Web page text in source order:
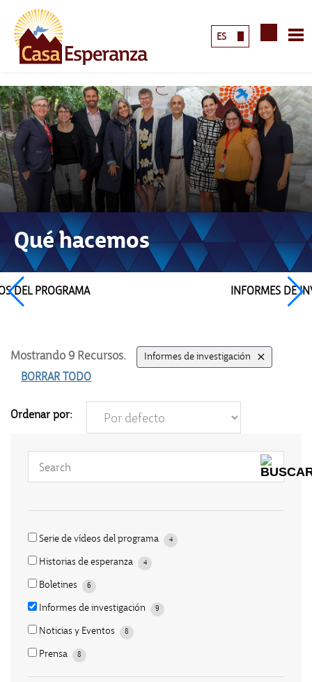
ES
Qué hacemos
DEL PROGRAMA INFORMES DE
Mostrando 9 Recursos. Informes de investigación +
BORRAR TODO
Ordenar por:
Serie de vídeos del programa 4
Historias de esperanza 4
Boletines 6
Informes de investigación 9
Noticias y Eventos 8
Prensa 8